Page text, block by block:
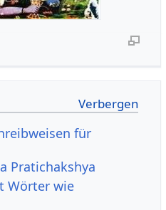
für
Pratichakshya
Wörter wie